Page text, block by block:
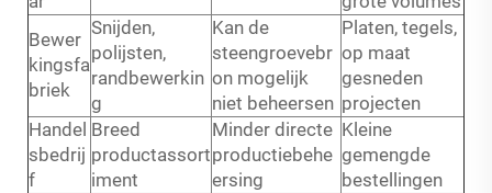
Bewer
kingsfa
briek
Snijden,
polijsten,
randbewerkin
g
Kan de
steengroevebr
on mogelijk
niet beheersen
Platen, tegels,
op maat
gesneden
projecten
Handel
sbedrij
f
Breed
productassort
iment
Minder directe
productiebehe
ersing
Kleine
gemengde
bestellingen